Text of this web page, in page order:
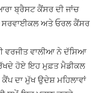
ਬ੍ਰੈਸਟ ਕੈਂਸਰ ਦੀ ਜਾਂਚ
ਸਰਵਾਈਕਲ ਅਤੇ ਓਰਲ ਕੈਂਸਰ
ਵਰਜੀਤ ਵਾਲੀਆ ਨੇ ਦੱਸਿਆ
ਰੱਖਦੇ ਹੋਏ ਇਹ ਮੁਫ਼ਤ ਮੈਡੀਕਲ
ਦਾ ਮੁੱਖ ਉਦੇਸ਼ ਮਹਿਲਾਵਾਂ